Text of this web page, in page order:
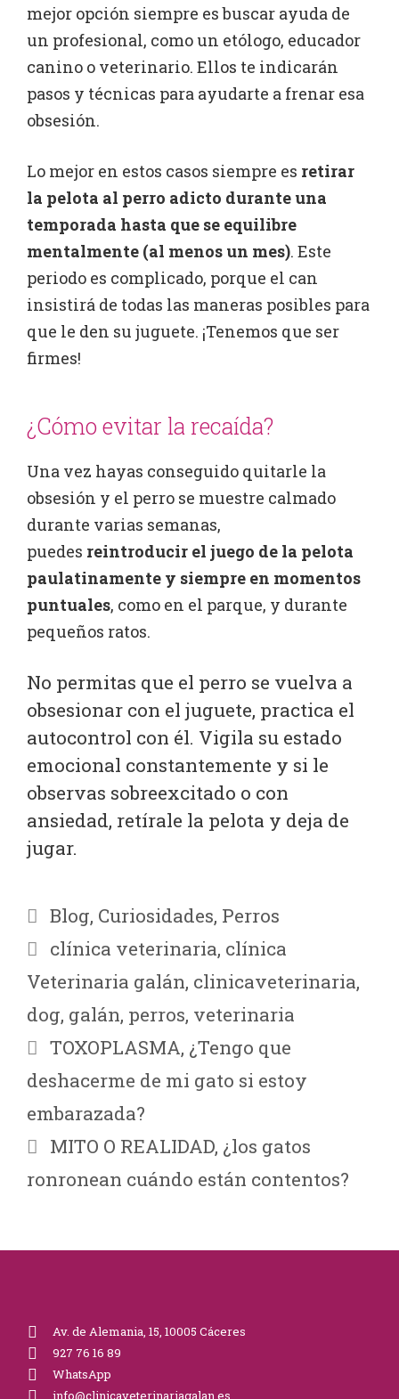
mejor opción siempre es buscar ayuda de
un profesional, como un etólogo, educador
canino o veterinario. Ellos te indicarán
pasos y técnicas para ayudarte a frenar esa
obsesión.
Lo mejor en estos casos siempre es retirar
la pelota al perro adicto durante una
temporada hasta que se equilibre
mentalmente (al menos un mes). Este
periodo es complicado, porque el can
insistirá de todas las maneras posibles para
que le den su juguete. ¡Tenemos que ser
firmes!
¿Cómo evitar la recaída?
Una vez hayas conseguido quitarle la
obsesión y el perro se muestre calmado
durante varias semanas,
puedes reintroducir el juego de la pelota
paulatinamente y siempre en momentos
puntuales, como en el parque, y durante
pequeños ratos.
No permitas que el perro se vuelva a
obsesionar con el juguete, practica el
autocontrol con él. Vigila su estado
emocional constantemente y si le
observas sobreexcitado o con
ansiedad, retírale la pelota y deja de
jugar.
Blog, Curiosidades, Perros
clínica veterinaria, clínica
Veterinaria galán, clinicaveterinaria,
dog, galán, perros, veterinaria
TOXOPLASMA, ¿Tengo que
deshacerme de mi gato si estoy
embarazada?
MITO O REALIDAD, ¿los gatos
ronronean cuándo están contentos?
Av. de Alemania, 15, 10005 Cáceres
927 76 16 89
WhatsApp
info@clinicaveterinariagalan.es